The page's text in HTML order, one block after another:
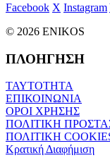
Facebook X Instagram
© 2026 ENIKOS
ΠΛΟΗΓΗΣΗ
ΤΑΥΤΟΤΗΤΑ
ΕΠΙΚΟΙΝΩΝΙΑ
ΟΡΟΙ ΧΡΗΣΗΣ
ΠΟΛΙΤΙΚΗ
ΠΟΛΙΤΙΚΗ
Κρατική Διαφήμιση